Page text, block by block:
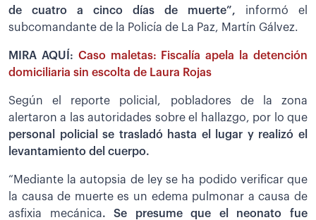
de cuatro a cinco días de muerte”, informó el
subcomandante de la Policía de La Paz, Martín Gálvez.
MIRA AQUÍ: Caso maletas: Fiscalía apela la detención
domiciliaria sin escolta de Laura Rojas
Según el reporte policial, pobladores de la zona
alertaron a las autoridades sobre el hallazgo, por lo que
personal policial se trasladó hasta el lugar y realizó el
levantamiento del cuerpo.
“Mediante la autopsia de ley se ha podido verificar que
la causa de muerte es un edema pulmonar a causa de
asfixia mecánica. Se presume que el neonato fue